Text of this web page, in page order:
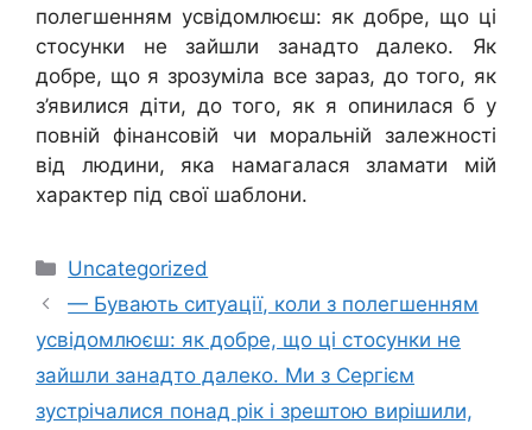
полегшенням усвідомлюєш: як добре, що ці
стосунки не зайшли занадто далеко. Як
добре, що я зрозуміла все зараз, до того, як
з’явилися діти, до того, як я опинилася б у
повній фінансовій чи моральній залежності
від людини, яка намагалася зламати мій
характер під свої шаблони.
Категорії
Uncategorized
— Бувають ситуації, коли з полегшенням
усвідомлюєш: як добре, що ці стосунки не
зайшли занадто далеко. Ми з Сергієм
зустрічалися понад рік і зрештою вирішили,